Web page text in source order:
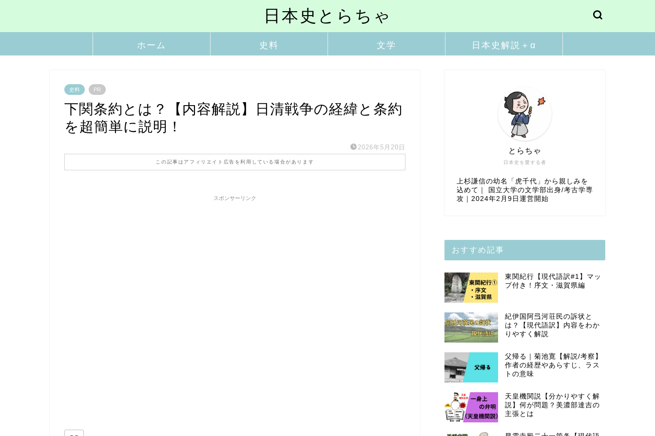
日本史とらちゃ
ホーム 史料 文学 日本史解説＋α
史料 PR
下関条約とは？【内容解説】日清戦争の経緯と条約
を超簡単に説明！
2026年5月20日
この記事はアフィリエイト広告を利用している場合があります
スポンサーリンク
日本史を愛する者
とらちゃ
上杉謙信の幼名「虎千代」から親しみを
込めて｜ 国立大学の文学部出身/考古学専
攻｜2024年2月9日運営開始
おすすめ記事
東関紀行【現代語訳#1】マッ
プ付き！序文・滋賀県編
紀伊国阿弖河荘民の訴状と
は？【現代語訳】内容をわか
りやすく解説
父帰る｜菊池寛【解説/考察】
作者の経歴やあらすじ、ラス
トの意味
天皇機関説【分かりやすく解
説】何が問題？美濃部達吉の
主張とは